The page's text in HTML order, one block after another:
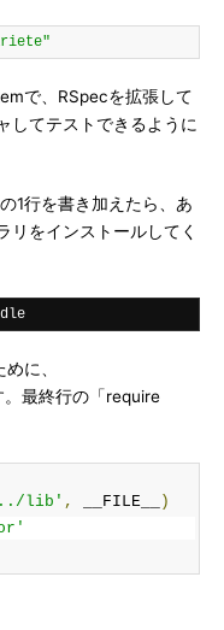
で、RSpecを拡張して
してテストできるように
1行を書き加えたら、あ
リをインストールしてく
に、
。最終行の「require
lib' , __FILE__
)